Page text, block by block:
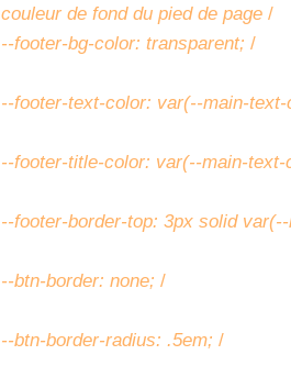
couleur de fond du pied de page /
--footer-bg-color: transparent; /
--footer-text-color: var(--main-text-
--footer-title-color: var(--main-text-
--footer-border-top: 3px solid
--btn-border: none; /
--btn-border-radius: .5em; /